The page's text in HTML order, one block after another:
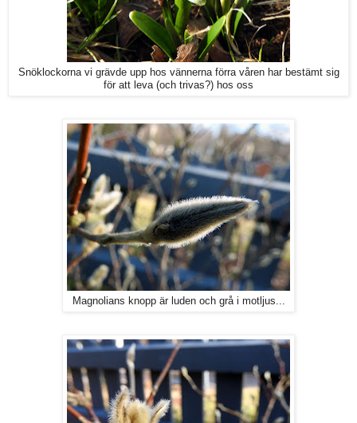
Snöklockorna vi grävde upp hos vännerna förra våren har bestämt sig
för att leva (och trivas?) hos oss
Magnolians knopp är luden och grå i motljus...